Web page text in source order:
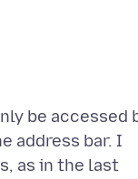
be accessed
address bar. I
as in the last